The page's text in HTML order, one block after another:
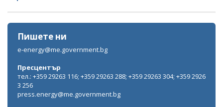
Пишете ни
e-energy@me.government.bg
Пресцентър
тел.: +359 29263 116; +359 29263 288; +359 29263 304; +359 2926
3 256
press.energy@me.government.bg